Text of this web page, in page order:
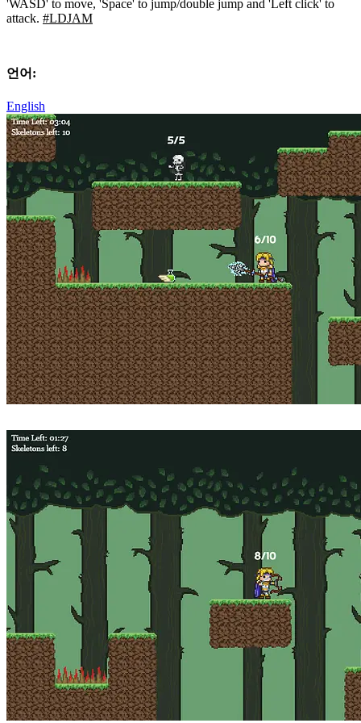
'WASD' to move, 'Space' to jump/double jump and 'Left click' to
attack. #LDJAM
언어:
English